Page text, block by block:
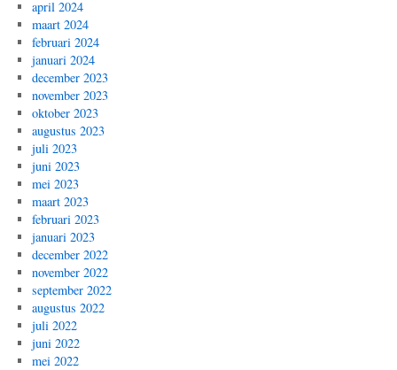
april 2024
maart 2024
februari 2024
januari 2024
december 2023
november 2023
oktober 2023
augustus 2023
juli 2023
juni 2023
mei 2023
maart 2023
februari 2023
januari 2023
december 2022
november 2022
september 2022
augustus 2022
juli 2022
juni 2022
mei 2022